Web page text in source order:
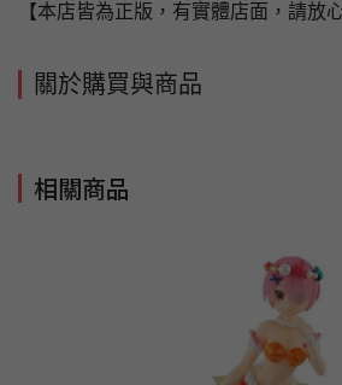
【本店皆為正版，有實體店面，請放
關於購買與商品
相關商品